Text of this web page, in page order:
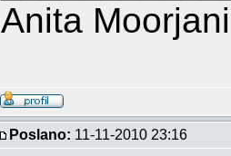
Anita
Poslano: 11-11-2010 23:16